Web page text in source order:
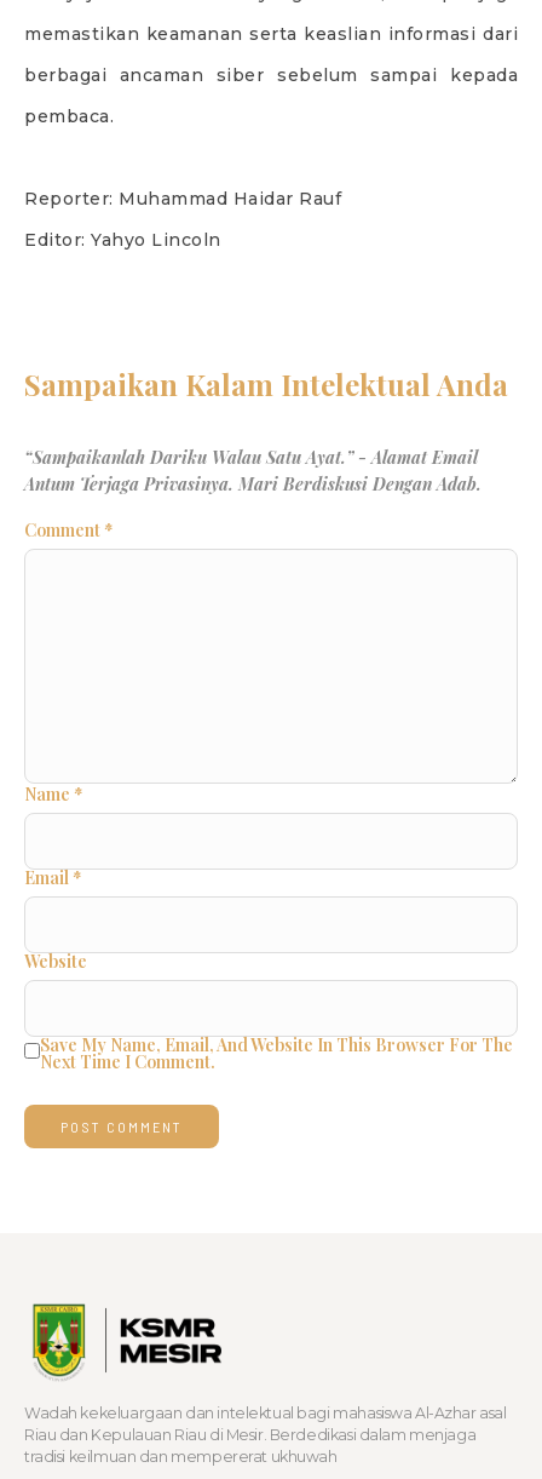
memastikan keamanan serta keaslian informasi dari
berbagai ancaman siber sebelum sampai kepada
pembaca.
Reporter: Muhammad Haidar Rauf
Editor: Yahyo Lincoln
Comment*
Name *
Email*
Website
Save My Name, Email, And Website In This Browser For The
Next Time I Comment.
Wadah kekeluargaan dan intelektual bagi mahasiswa Al-Azhar asal
Riau dan Kepulauan Riau di Mesir. Berdedikasi dalam menjaga
tradisi keilmuan dan mempererat ukhuwah